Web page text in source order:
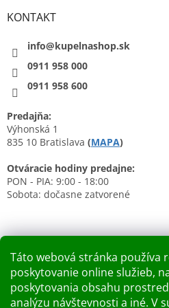
Táto webová stránka používa
poskytovanie online služieb,
poskytovania obsahu
analýzu návštevnosti a iné. V
KONTAKT
info@kupelnashop.sk
0911 958 000
0911 958 600
Predajňa:
Výhonská 1
835 10 Bratislava (MAPA)
Otváracie hodiny predajne:
PON - PIA: 9:00 - 18:00
Sobota: dočasne zatvorené
Nákupný košík
0KS / 0